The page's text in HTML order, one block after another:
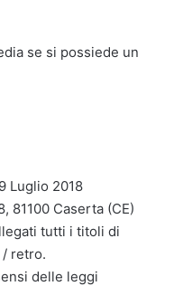
se si possiede un
Luglio 2018
81100 Caserta (CE)
tutti i titoli di
retro.
delle leggi